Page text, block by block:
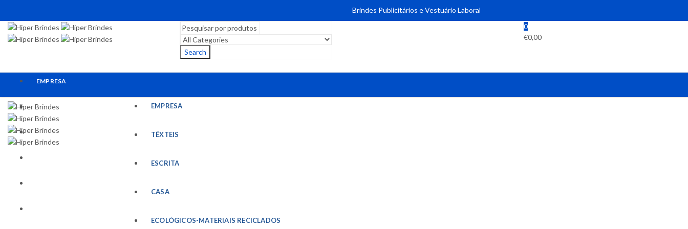
Brindes Publicitários e Vestuário Laboral
Search
0
€0,00
EMPRESA
TÊXTEIS
ESCRITA
EMPRESA
TÊXTEIS
ESCRITA
CASA
ECOLÓGICOS-MATERIAIS RECICLADOS